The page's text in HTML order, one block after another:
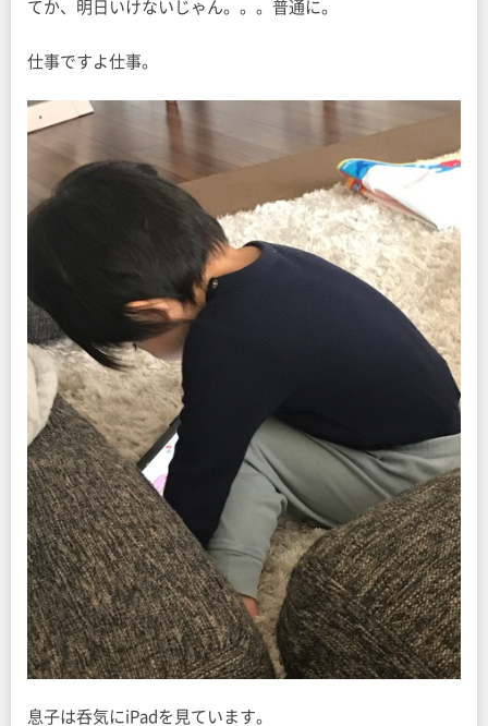
てか、明日いけないじゃん。。。普通に。
仕事ですよ仕事。
息子は呑気にiPadを見ています。